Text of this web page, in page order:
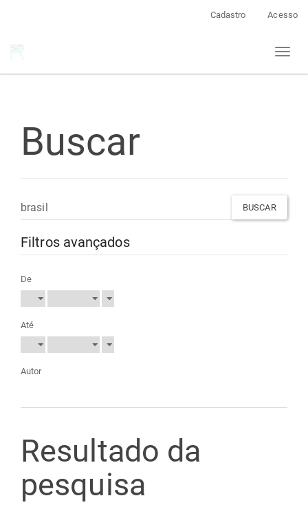
Cadastro Acesso
Toggle
Buscar
Pesquisar
termo
Filtros avançados
De
Até
Autor
Resultado da
pesquisa